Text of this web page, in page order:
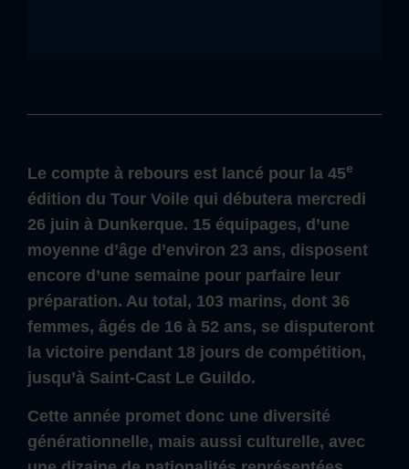
Le compte à rebours est lancé pour la 45e
édition du Tour Voile qui débutera mercredi
26 juin à Dunkerque. 15 équipages, d’une
moyenne d’âge d’environ 23 ans, disposent
encore d’une semaine pour parfaire leur
préparation. Au total, 103 marins, dont 36
femmes, âgés de 16 à 52 ans, se disputeront
la victoire pendant 18 jours de compétition,
jusqu’à Saint-Cast Le Guildo.
Cette année promet donc une diversité
générationnelle, mais aussi culturelle, avec